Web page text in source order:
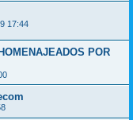
17:44
POR